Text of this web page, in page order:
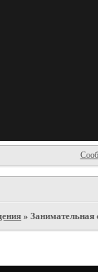
»Занимательная